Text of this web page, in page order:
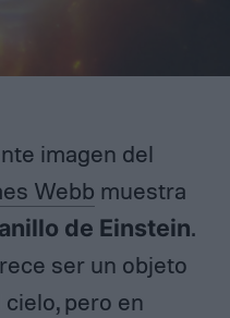
imagen del
Webb muestra
anillo de Einstein.
ser un objeto
pero en